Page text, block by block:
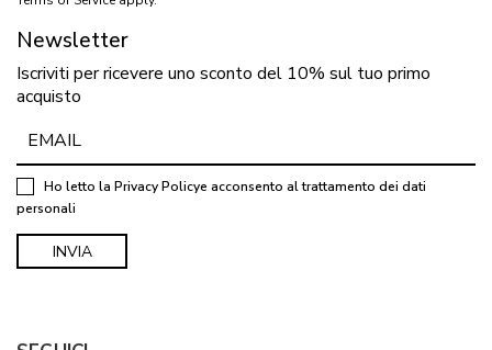
Newsletter
Iscriviti per ricevere uno sconto del 10% sul tuo primo
acquisto
Ho letto la Privacy Policye acconsento al trattamento dei dati
personali